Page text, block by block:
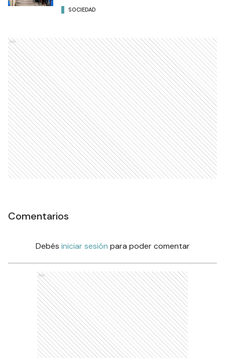
SOCIEDAD
Ads
Comentarios
Debés iniciar sesión para poder comentar
Ads